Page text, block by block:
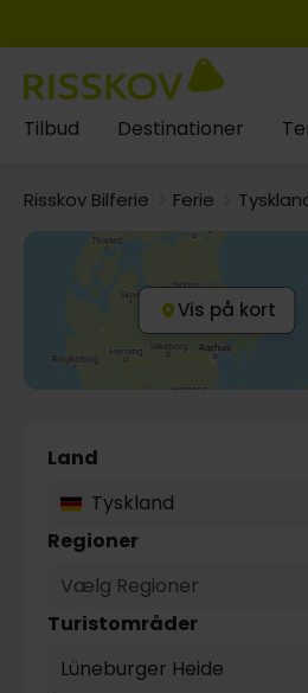
Tilbud Destinationer
Risskov Bilferie Ferie
Vis på kort
Land
Tyskland
Regioner
Vælg Regioner
Turistområder
Lüneburger Heide